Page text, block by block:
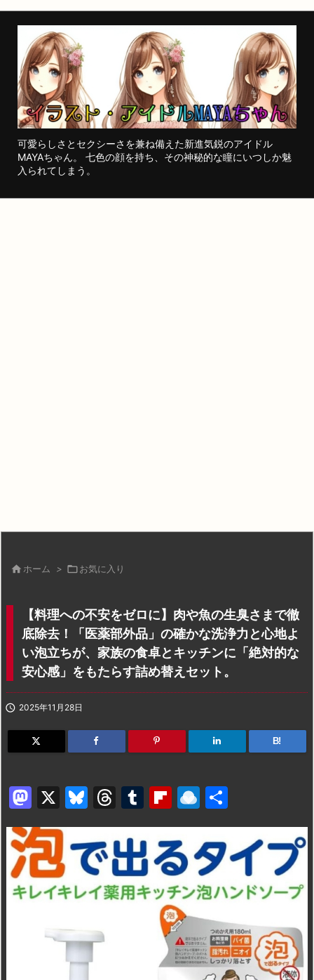
可愛らしさとセクシーさを兼ね備えた新進気鋭のアイドル
MAYAちゃん。 七色の顔を持ち、その神秘的な瞳にいつしか魅
入られてしまう。
 ホーム > お気に入り
【料理への不安をゼロに】肉や魚の生臭さまで徹
底除去！「医薬部外品」の確かな洗浄力と心地よ
い泡立ちが、家族の食卓とキッチンに「絶対的な
安心感」をもたらす詰め替えセット。
 2025年11月28日
B!
M
a
st
o
d
X
Bl
u
e
s
k
T
hr
e
a
d
s
T
u
m
bl
r
Fl
ip
b
o
ar
d
R
ai
n
dr
o
io
有